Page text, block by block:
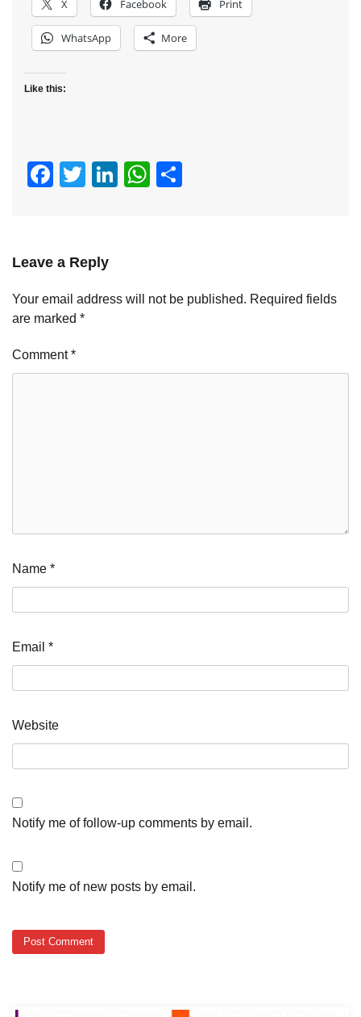
X Facebook Print
WhatsApp More
Like this:
Facebook
TwitterLinkedIn
WhatsApp
Leave a Reply
Your email address will not be published. Required fields
are marked *
Comment*
Name *
Email *
Website
Notify me of follow-up comments by email.
Notify me of new posts by email.